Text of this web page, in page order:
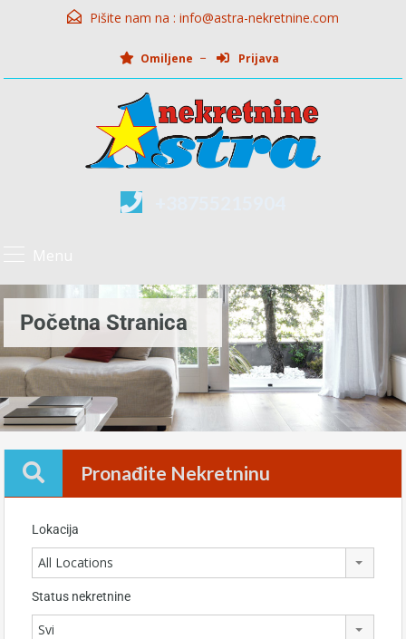
Pišite nam na : info@astra-nekretnine.com
Omiljene Prijava
Početna Stranica
Pronađite Nekretninu
Lokacija
All Locations
Status nekretnine
Svi